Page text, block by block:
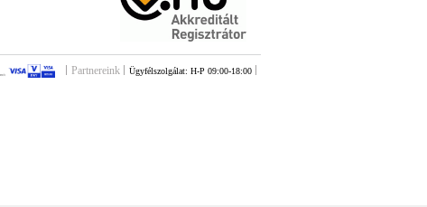
Partnereink Ügyfélszolgálat: H-P 09:00-18:00